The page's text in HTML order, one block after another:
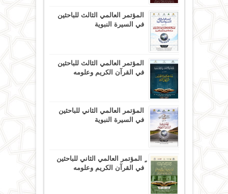
المؤتمر العالمي الثالث للباحثين
في السيرة النبوية
المؤتمر العالمي الثالث للباحثين
في القرآن الكريم وعلومه
المؤتمر العالمي الثاني للباحثين
في السيرة النبوية
ٍ المؤتمر العالمي الثاني للباحثين
في القرآن الكريم وعلومه